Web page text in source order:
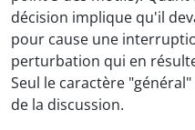
décision implique qu'il
pour cause une
perturbation qui en
Seul le caractère
de la discussion.